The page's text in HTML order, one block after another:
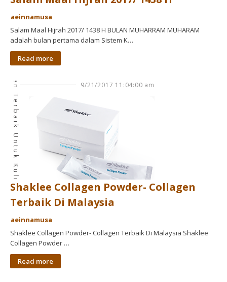
aeinnamusa
Salam Maal Hijrah 2017/ 1438 H BULAN MUHARRAM MUHARAM
adalah bulan pertama dalam Sistem K…
Read more
9/21/2017 11:04:00 am
Collagen Terbaik Untuk Kulit
Shaklee Collagen Powder- Collagen
Terbaik Di Malaysia
aeinnamusa
Shaklee Collagen Powder- Collagen Terbaik Di Malaysia Shaklee
Collagen Powder …
Read more